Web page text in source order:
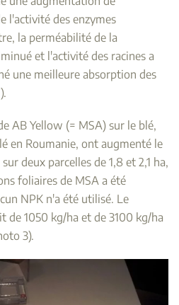
l'activité des enzymes
la perméabilité de la
et l'activité des racines a
une meilleure absorption des
AB Yellow (= MSA) sur le blé,
en Roumanie, ont augmenté le
deux parcelles de 1,8 et 2,1 ha,
foliaires de MSA a été
NPK n'a été utilisé. Le
de 1050 kg/ha et de 3100 kg/ha
3).